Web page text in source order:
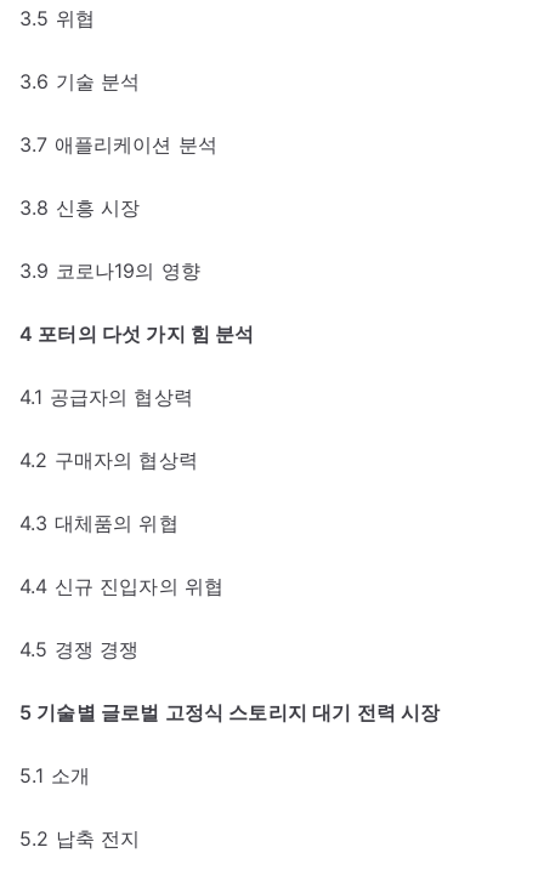
3.5 위협
3.6 기술 분석
3.7 애플리케이션 분석
3.8 신흥 시장
3.9 코로나19의 영향
4 포터의 다섯 가지 힘 분석
4.1 공급자의 협상력
4.2 구매자의 협상력
4.3 대체품의 위협
4.4 신규 진입자의 위협
4.5 경쟁 경쟁
5 기술별 글로벌 고정식 스토리지 대기 전력 시장
5.1 소개
5.2 납축 전지